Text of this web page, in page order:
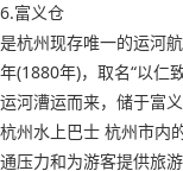
6.富义仓
是杭州现存唯一的运河
年(1880年)，取名“以仁
运河漕运而来，储于富
杭州水上巴士 杭州市内
通压力和为游客提供旅